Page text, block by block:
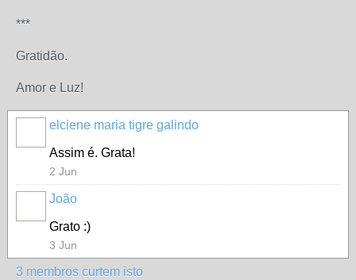
***
Gratidão.
Amor e Luz!
elciene maria tigre galindo
Assim é. Grata!
2 Jun
João
Grato :)
3 Jun
3 membros curtem isto